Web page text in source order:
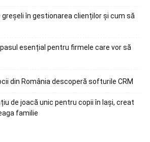
în gestionarea clienților și cum să
pasul esențial pentru firmele care vor să
din România descoperă softurile CRM
de joacă unic pentru copii în Iași, creat
familie